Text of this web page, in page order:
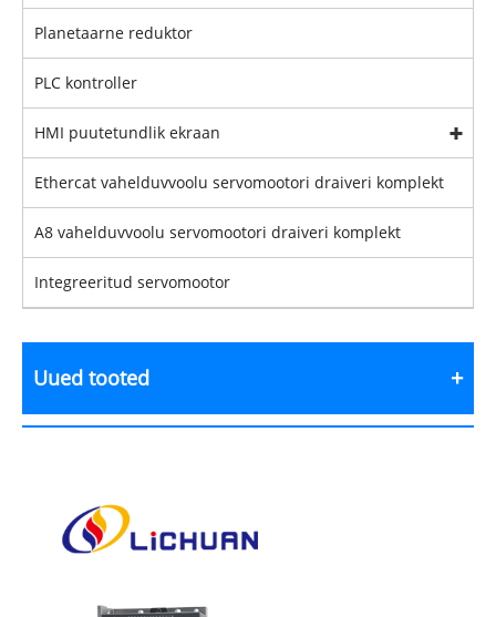
Planetaarne reduktor
PLC kontroller
HMI puutetundlik ekraan
Ethercat vahelduvvoolu servomootori draiveri komplekt
A8 vahelduvvoolu servomootori draiveri komplekt
Integreeritud servomootor
Uued tooted